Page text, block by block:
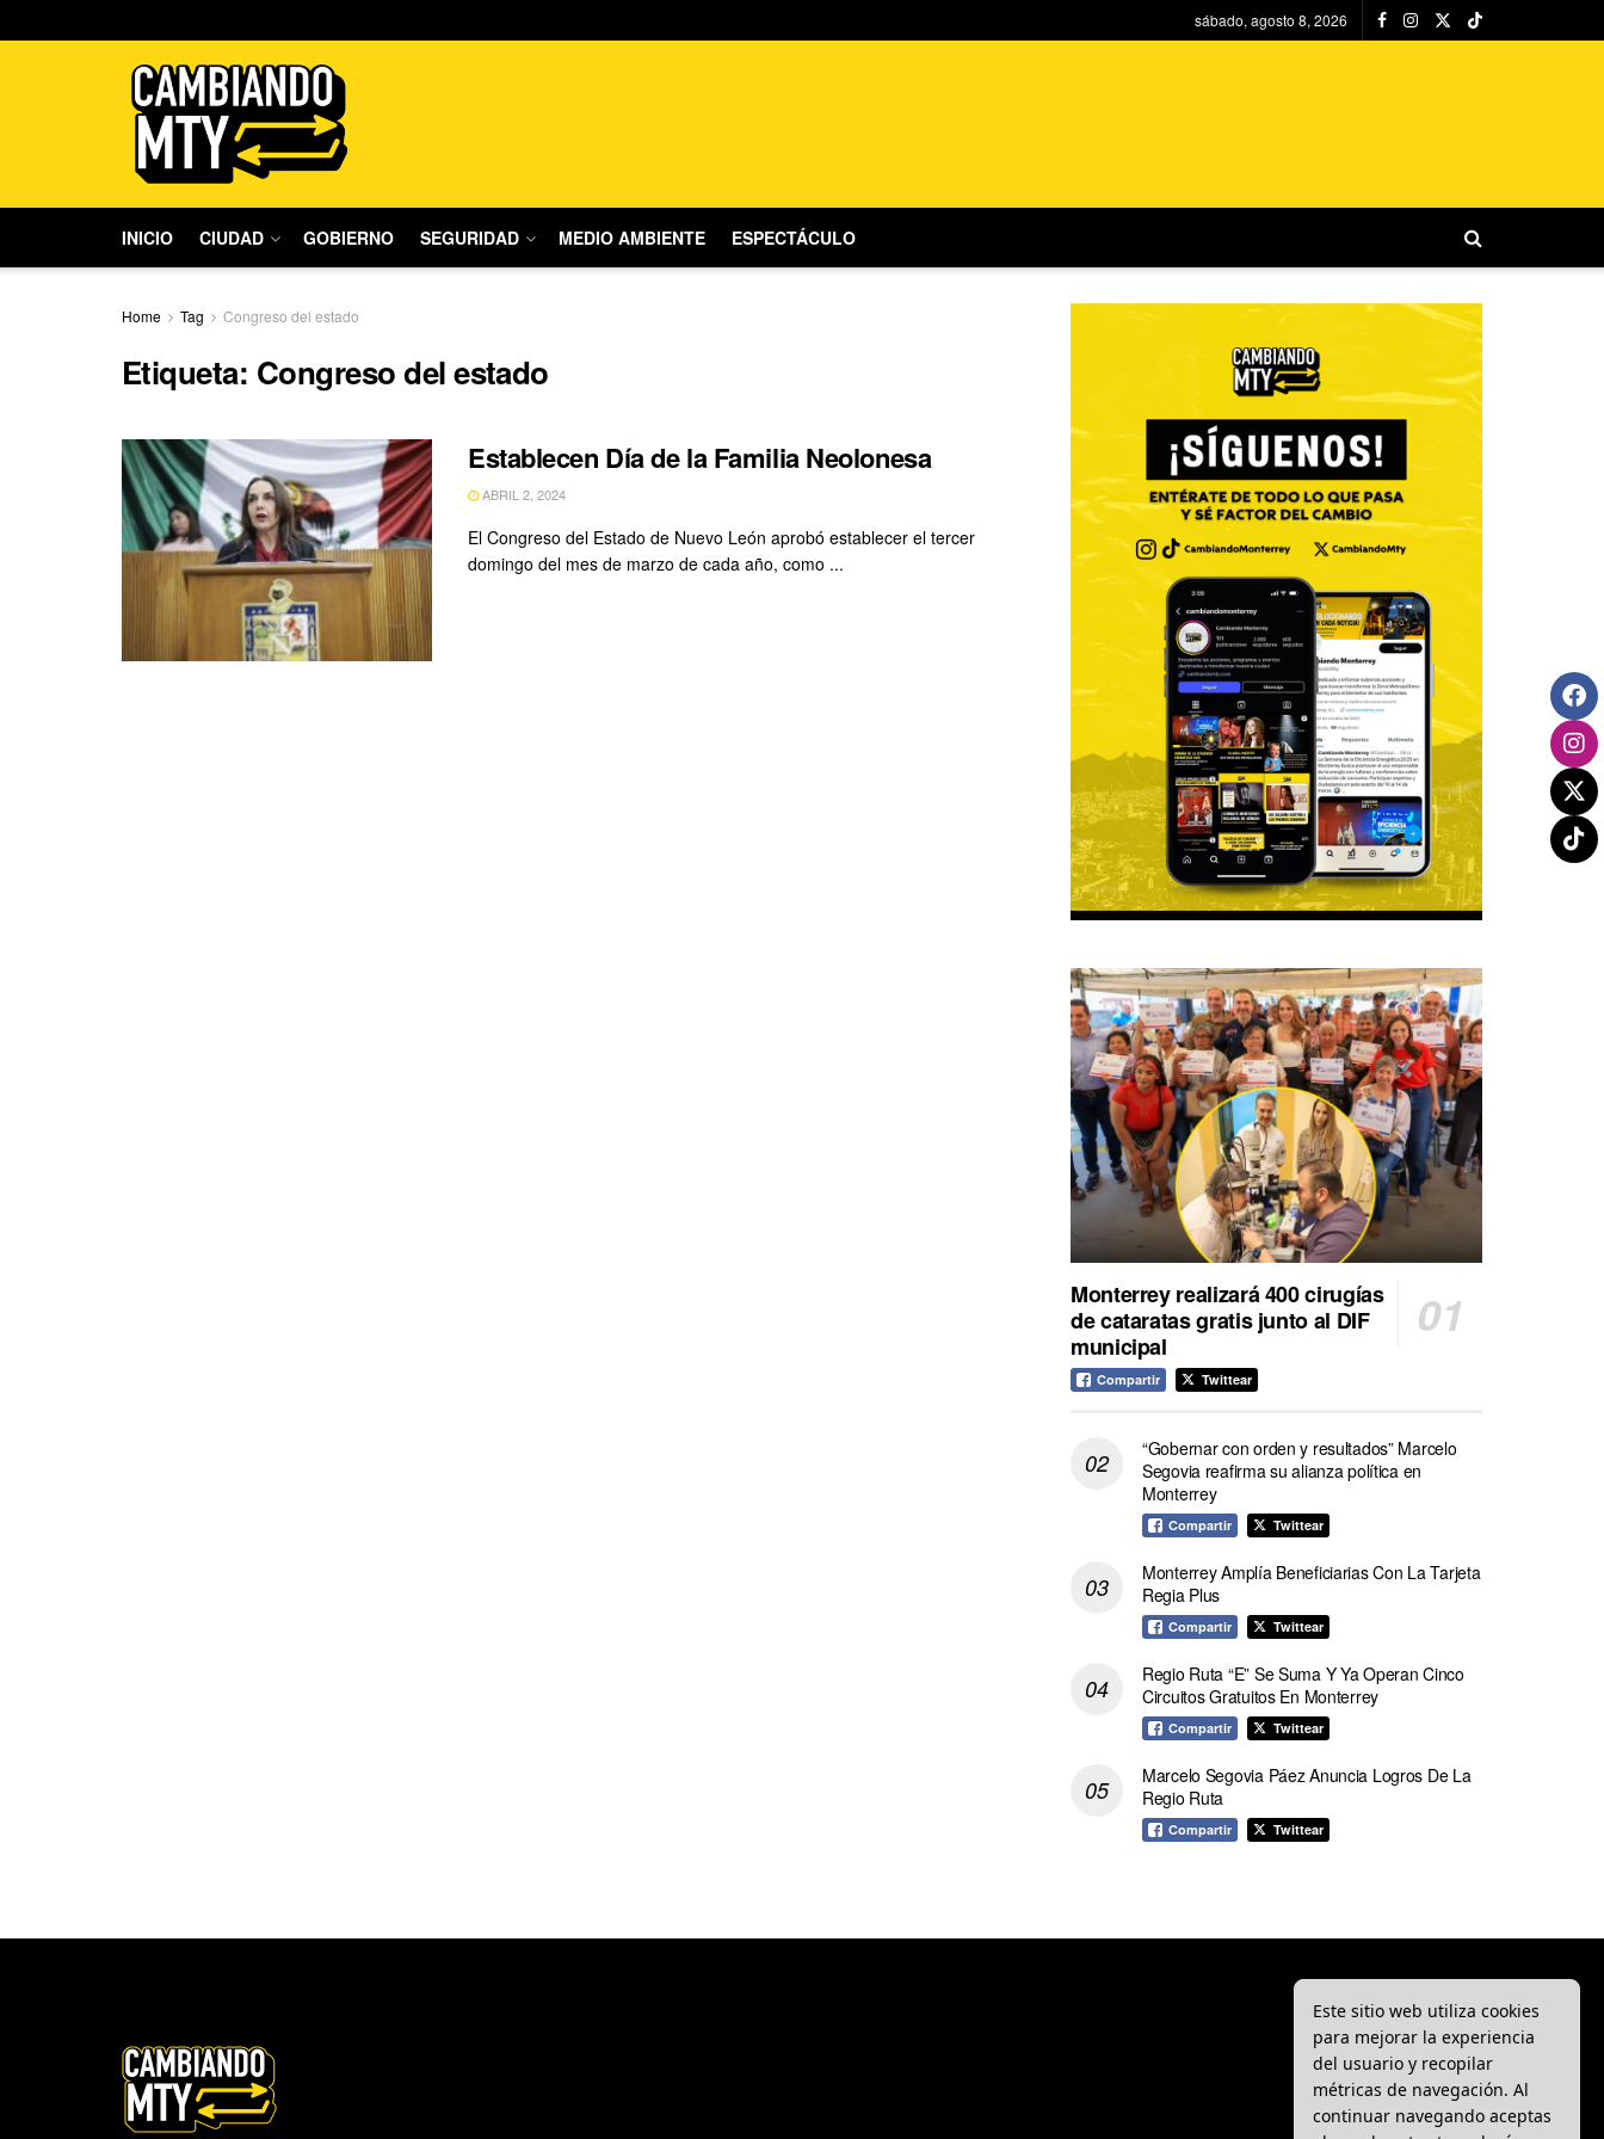
sábado, agosto 8, 2026
INICIO CIUDAD GOBIERNO SEGURIDAD MEDIO AMBIENTE ESPECTÁCULO
Home Tag Congreso del estado
Etiqueta: Congreso del estado
Establecen Día de la Familia Neolonesa
ABRIL 2, 2024
El Congreso del Estado de Nuevo León aprobó establecer el tercer
domingo del mes de marzo de cada año, como ...
Monterrey realizará 400 cirugías
de cataratas gratis junto al DIF
municipal
Compartir Twittear
“Gobernar con orden y resultados” Marcelo
Segovia reafirma su alianza política en
Monterrey
Compartir Twittear
Monterrey Amplía Beneficiarias Con La Tarjeta
Regia Plus
Compartir Twittear
Regio Ruta “E” Se Suma Y Ya Operan Cinco
Circuitos Gratuitos En Monterrey
Compartir Twittear
Marcelo Segovia Páez Anuncia Logros De La
Regio Ruta
Compartir Twittear
Este sitio web utiliza cookies
para mejorar la experiencia
del usuario y recopilar
métricas de navegación. Al
continuar navegando aceptas